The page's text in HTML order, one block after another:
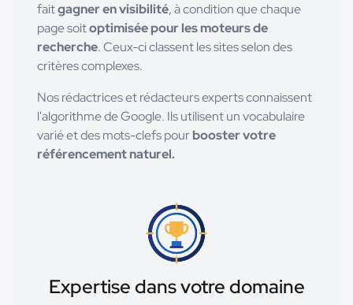
faitgagner en visibilité, à condition que chaque
page soitoptimisée pour les moteurs de
recherche. Ceux-ci classent les sites selon des
critères complexes.
Nos rédactrices et rédacteurs experts connaissent
l'algorithme de Google. Ils utilisent un vocabulaire
varié et des mots-clefs pourbooster votre
référencement naturel.
Expertise dans votre domaine